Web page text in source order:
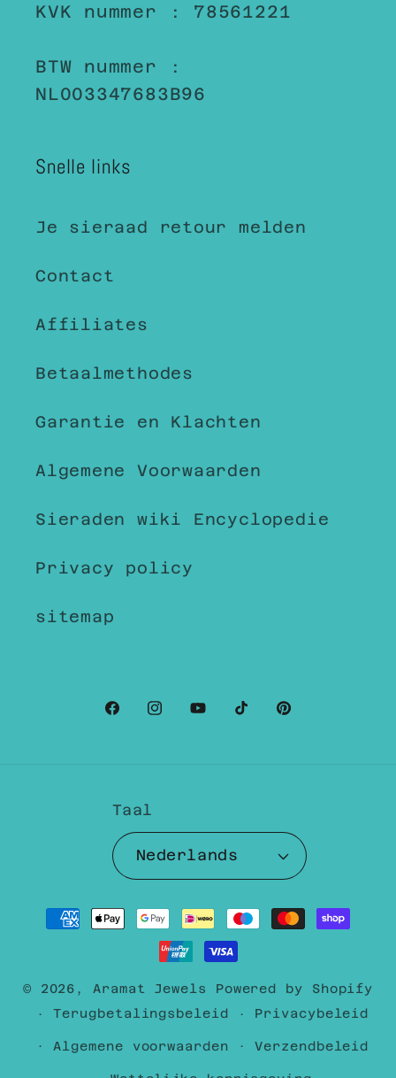
KVK nummer : 78561221
BTW nummer :
NL003347683B96
Snelle links
Je sieraad retour melden
Contact
Affiliates
Betaalmethodes
Garantie en Klachten
Algemene Voorwaarden
Sieraden wiki Encyclopedie
Privacy policy
sitemap
Facebook
Instagram
YouTubeTikTokPinterest
Taal
Nederlands
Betaalmethoden
© 2026, Aramat Jewels Powered by Shopify
Terugbetalingsbeleid
Privacybeleid
Algemene voorwaarden Verzendbeleid